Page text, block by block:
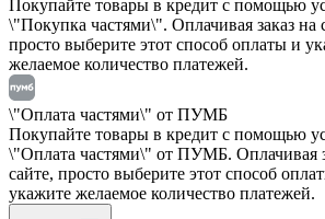
Покупайте товары в кредит с помощью
\"Покупка частями\". Оплачивая заказ на
просто выберите этот способ оплаты и
желаемое количество платежей.
\"Оплата частями\" от ПУМБ
Покупайте товары в кредит с помощью
\"Оплата частями\" от ПУМБ. Оплачивая
сайте, просто выберите этот способ
укажите желаемое количество платежей.